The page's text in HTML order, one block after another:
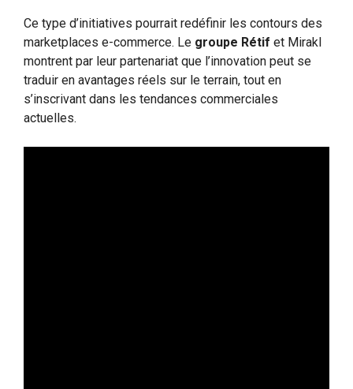
Ce type d’initiatives pourrait redéfinir les contours des
marketplaces e-commerce. Le groupe Rétif et Mirakl
montrent par leur partenariat que l’innovation peut se
traduir en avantages réels sur le terrain, tout en
s’inscrivant dans les tendances commerciales
actuelles.